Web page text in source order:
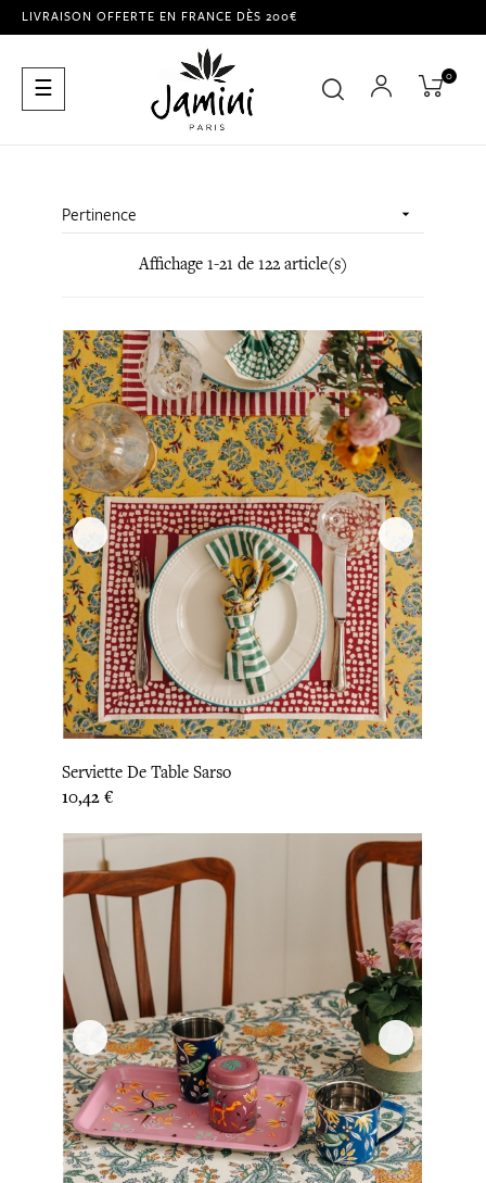
LIVRAISON OFFERTE EN FRANCE DÈS 200€
Basculer
la
☰ 0
Pertinence 
Affichage 1-21 de 122 article(s)
Serviette De Table Sarso
Prix
10,42 €